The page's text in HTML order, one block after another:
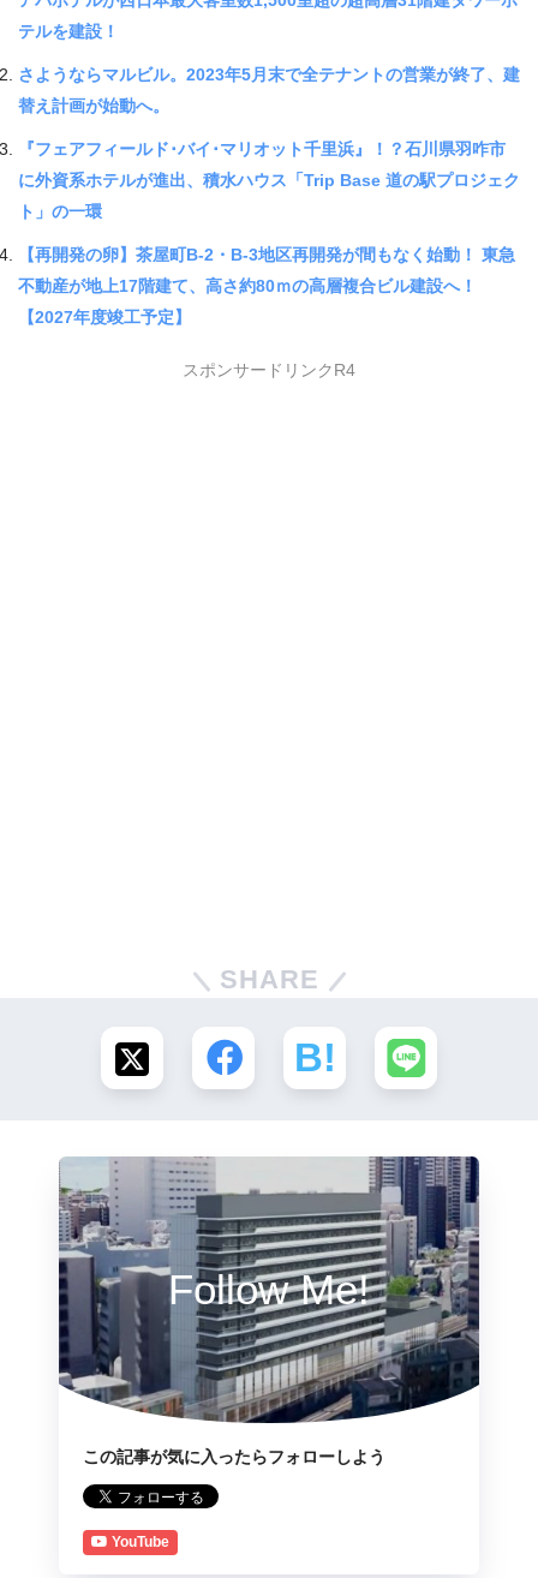
テルを建設！
さようならマルビル。2023年5月末で全テナントの営業が終了、建
替え計画が始動へ。
『フェアフィールド･バイ･マリオット千里浜』！？石川県羽咋市
に外資系ホテルが進出、積水ハウス「Trip Base 道の駅プロジェク
ト」の一環
【再開発の卵】茶屋町B‐2・B‐3地区再開発が間もなく始動！ 東急
不動産が地上17階建て、高さ約80ｍの高層複合ビル建設へ！
【2027年度竣工予定】
スポンサードリンクR4
SHARE
Follow Me!
この記事が気に入ったらフォローしよう
YouTube